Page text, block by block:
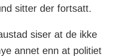
sitter der fortsatt.
siser at de ikke
annet enn at politiet